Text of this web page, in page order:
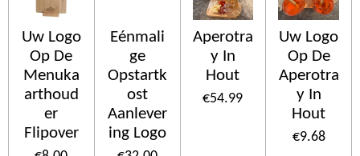
Uw Logo
Op De
Menuka
arthoud
er
Flipover
Eénmali
ge
Opstartk
ost
Aanlever
ing Logo
Aperotra
y In
Hout
€54.99
Uw Logo
Op De
Aperotra
y In
Hout
€9.68